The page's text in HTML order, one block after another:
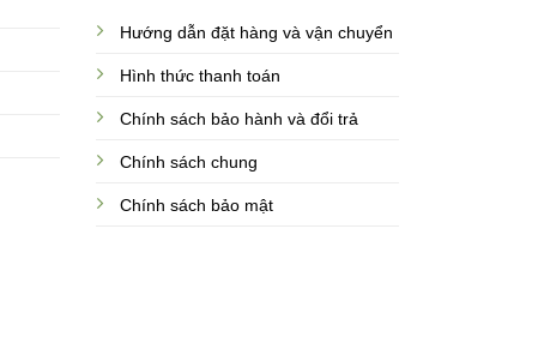
Hướng dẫn đặt hàng và vận chuyển
Hình thức thanh toán
Chính sách bảo hành và đổi trả
Chính sách chung
Chính sách bảo mật